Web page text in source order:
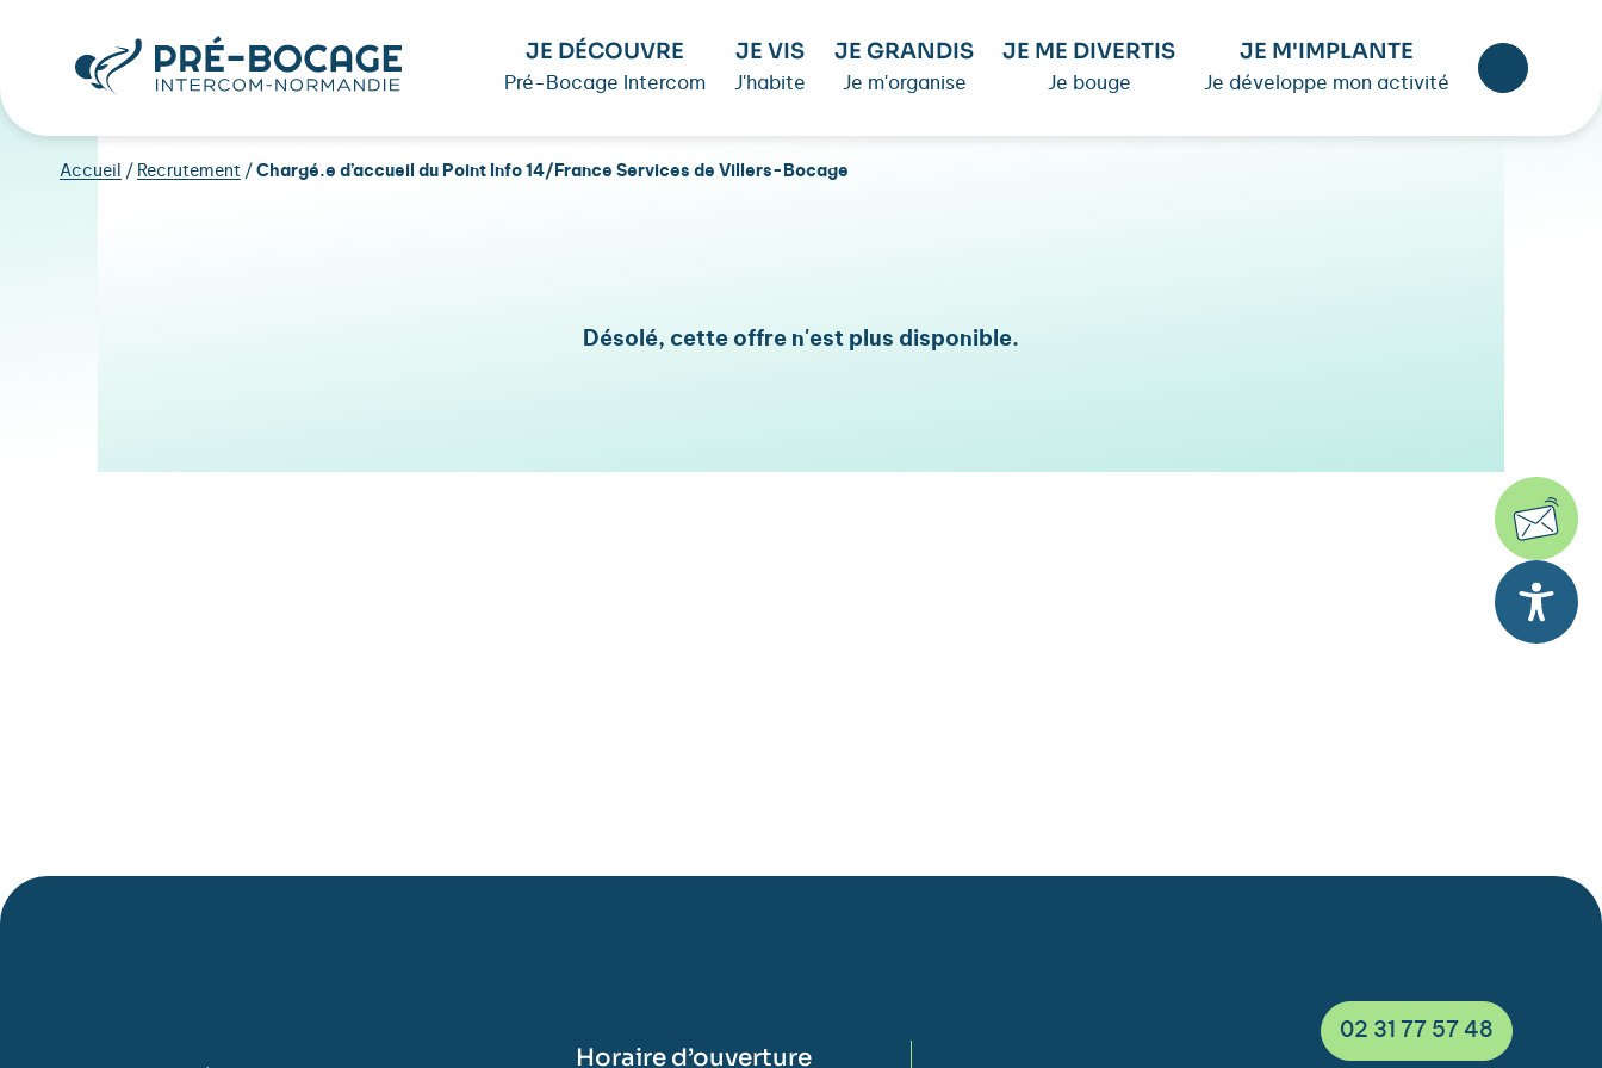
JE DÉCOUVRE
Pré-Bocage Intercom
JE VIS
J'habite
JE GRANDIS
Je m'organise
JE ME DIVERTIS
Je bouge
JE M'IMPLANTE
Je développe mon activité
Accueil / Recrutement / Chargé.e d’accueil du Point Info 14/France Services de Villers-Bocage
Désolé, cette offre n'est plus disponible.
Horaire d’ouverture
02 31 77 57 48